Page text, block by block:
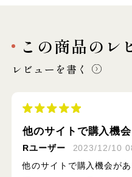
この商品のレ
レビューを書く
他のサイトで購入機
Rユーザー
2023/12/10
他のサイトで購入機会が